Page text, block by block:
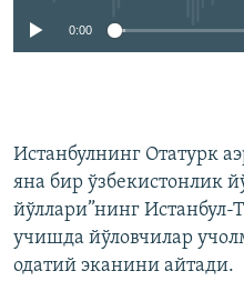
0:00
Истанбулнинг Отатурк
яна бир ўзбекистонлик
йўллари”нинг
учишда йўловчилар
одатий эканини айтади.